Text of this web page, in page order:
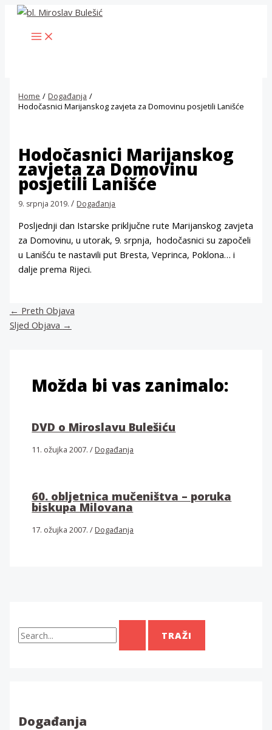
Skip
content
MAIN
MENU
Home
Događanja
Hodočasnici Marijanskog zavjeta za Domovinu posjetili Lanišće
Hodočasnici Marijanskog
zavjeta za Domovinu
posjetili Lanišće
9. srpnja 2019./ Događanja
Posljednji dan Istarske priključne rute Marijanskog zavjeta
za Domovinu, u utorak, 9. srpnja, hodočasnici su započeli
u Lanišću te nastavili put Bresta, Veprinca, Poklona… i
dalje prema Rijeci.
← Preth Objava
Sljed Objava →
Možda bi vas zanimalo:
DVD o Miroslavu Bulešiću
11. ožujka 2007./Događanja
60. obljetnica mučeništva – poruka
biskupa Milovana
17. ožujka 2007./Događanja
T
r
:Događanja